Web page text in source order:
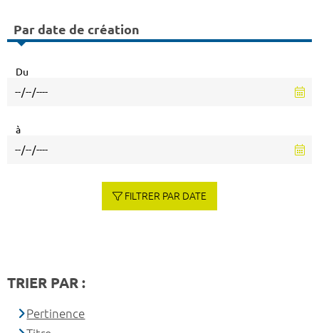
Par date de création
Du
à
FILTRER PAR DATE
TRIER PAR :
Pertinence